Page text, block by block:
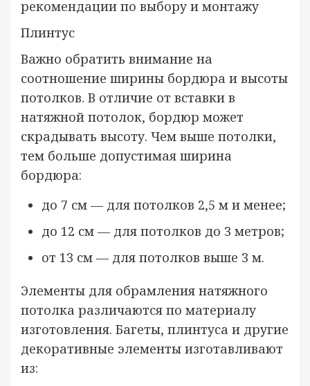
Плинтус
Важно обратить внимание на
соотношение ширины бордюра и высоты
потолков. В отличие от вставки в
натяжной потолок, бордюр может
скрадывать высоту. Чем выше потолки,
тем больше допустимая ширина
бордюра:
до 7 см — для потолков 2,5 м и менее;
до 12 см — для потолков до 3 метров;
от 13 см — для потолков выше 3 м.
Элементы для обрамления натяжного
потолка различаются по материалу
изготовления. Багеты, плинтуса и другие
декоративные элементы изготавливают
из: